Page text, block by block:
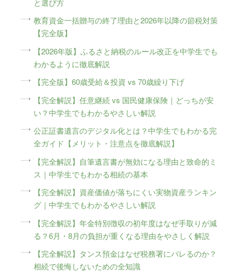
と選び方
教育資金一括贈与の終了理由と2026年以降の節税対策
【完全版】
【2026年版】ふるさと納税のルール改正を中学生でも
わかるように徹底解説
【完全版】60歳受給＆投資 vs 70歳繰り下げ
【完全解説】任意継続 vs 国民健康保険｜どっちが安
い？中学生でもわかるやさしい解説
公正証書遺言のデジタル化とは？中学生でもわかる完
全ガイド【メリット・注意点を徹底解説】
【完全解説】自筆遺言書が無効になる理由と致命的ミ
ス｜中学生でもわかる相続の基本
【完全解説】資産価値が落ちにくい実物資産ランキン
グ｜中学生でもわかるやさしい解説
【完全解説】年金特別徴収の初年度はなぜ手取りが減
る？6月・8月の負担が重くなる理由をやさしく解説
【完全解説】タンス預金はなぜ税務署にバレるのか？
相続で後悔しないための全知識